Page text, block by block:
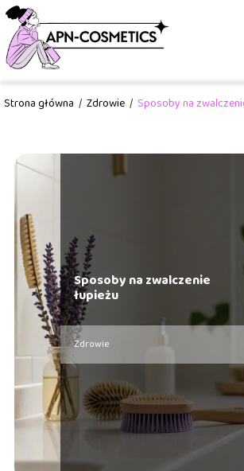
Strona główna / Zdrowie / Sposoby na
Sposoby na zwalczenie
łupieżu
Zdrowie